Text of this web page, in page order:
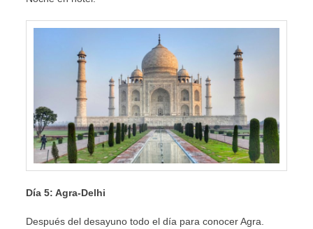
Día 5: Agra-Delhi
Después del desayuno todo el día para conocer Agra.